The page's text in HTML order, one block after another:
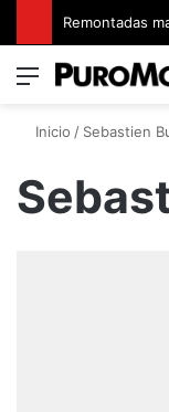
Menú
Inicio / Sebastien